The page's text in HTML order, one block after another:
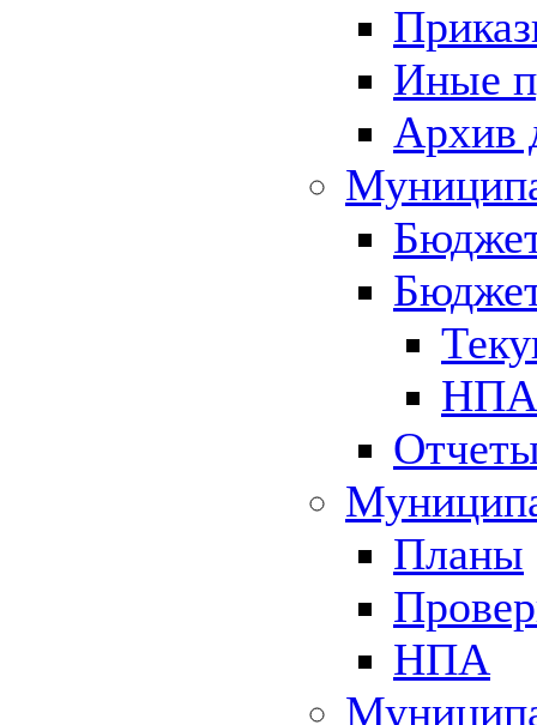
Иные
Архив
НПА
Планы
НПА